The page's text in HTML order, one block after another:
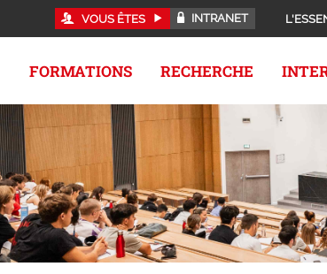
VOUS ÊTES INTRANET
FORMATIONS RECHERCHE